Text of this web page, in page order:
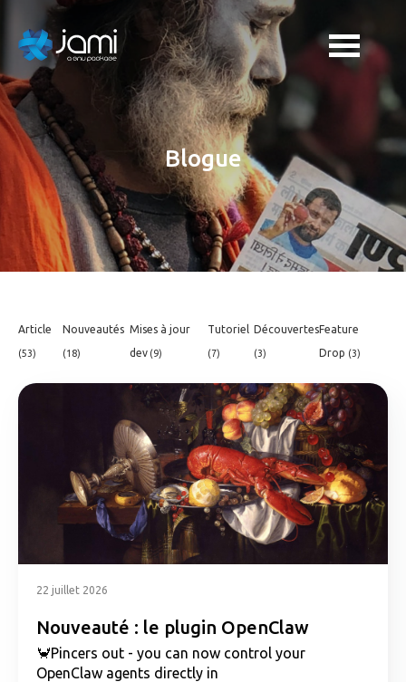
Blogue
Article
(53)
Nouveautés
(18)
Mises à jour
dev(9)
Tutoriel
(7)
Découvertes
(3)
Feature
Drop (3)
22 juillet 2026
Nouveauté : le plugin OpenClaw
🦀Pincers out - you can now control your
OpenClaw agents directly in